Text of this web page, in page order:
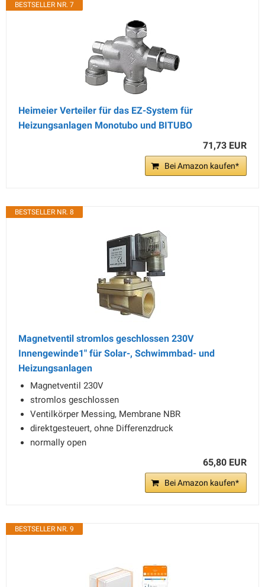
BESTSELLER NR. 7
Heimeier Verteiler für das EZ-System für
Heizungsanlagen Monotubo und BITUBO
71,73 EUR
Bei Amazon kaufen*
BESTSELLER NR. 8
Magnetventil stromlos geschlossen 230V
Innengewinde1" für Solar-, Schwimmbad- und
Heizungsanlagen
Magnetventil 230V
stromlos geschlossen
Ventilkörper Messing, Membrane NBR
direktgesteuert, ohne Differenzdruck
normally open
65,80 EUR
Bei Amazon kaufen*
BESTSELLER NR. 9